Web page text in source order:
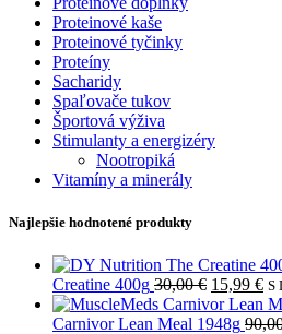
Proteinové kaše
Proteinové tyčinky
Proteíny
Sacharidy
Spaľovače tukov
Športová výživa
Stimulanty a energizéry
Nootropiká
Vitamíny a minerály
Najlepšie hodnotené produkty
Creatine 400g 30,00€ Pôvodná
cena
bola:
15,99 €
je:
S
Carnivor Lean Meal 1948g